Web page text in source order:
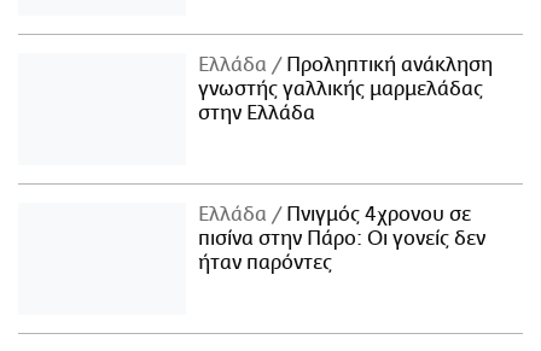
Ελλάδα
Προληπτική ανάκληση
γνωστής γαλλικής μαρμελάδας
στην Ελλάδα
Ελλάδα
Πνιγμός 4χρονου σε
πισίνα στην Πάρο: Οι γονείς δεν
ήταν παρόντες